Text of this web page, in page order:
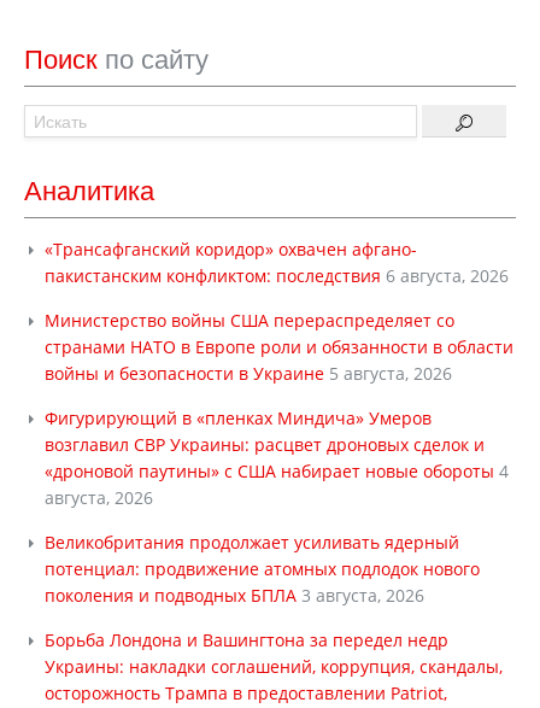
Поиск по сайту
Аналитика
«Трансафганский коридор» охвачен афгано-
пакистанским конфликтом: последствия 6 августа, 2026
Министерство войны США перераспределяет со
странами НАТО в Европе роли и обязанности в области
войны и безопасности в Украине 5 августа, 2026
Фигурирующий в «пленках Миндича» Умеров
возглавил СВР Украины: расцвет дроновых сделок и
«дроновой паутины» с США набирает новые обороты 4
августа, 2026
Великобритания продолжает усиливать ядерный
потенциал: продвижение атомных подлодок нового
поколения и подводных БПЛА 3 августа, 2026
Борьба Лондона и Вашингтона за передел недр
Украины: накладки соглашений, коррупция, скандалы,
осторожность Трампа в предоставлении Patriot,